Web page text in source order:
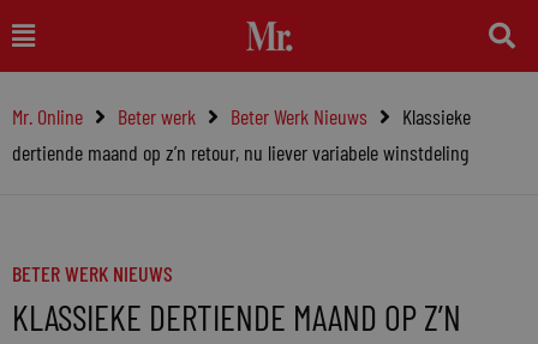
naar
inhoud
Main
Menu
Mr. Online Beter werk Beter Werk Nieuws
Klassieke
dertiende maand op z’n retour, nu liever variabele winstdeling
BETER WERK NIEUWS
KLASSIEKE DERTIENDE MAAND OP Z’N